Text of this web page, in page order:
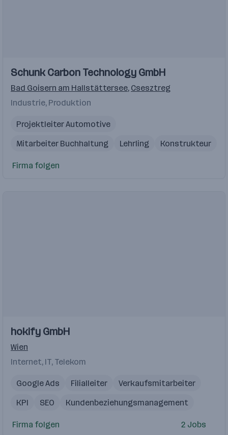
Schunk Carbon Technology GmbH
Bad Goisern am Hallstättersee, Csesztreg
Industrie, Produktion
Projektleiter Automotive
Mitarbeiter Buchhaltung
Lehrling
Konstrukteur
Produktionsmitarbeiter
Firma folgen
hokify GmbH
Wien
Internet, IT, Telekom
Google Ads Filialleiter
Verkaufsmitarbeiter
KPI
SEO
Kundenbeziehungsmanagement
Produktionsmitarbeiter
Firma folgen 2 Jobs